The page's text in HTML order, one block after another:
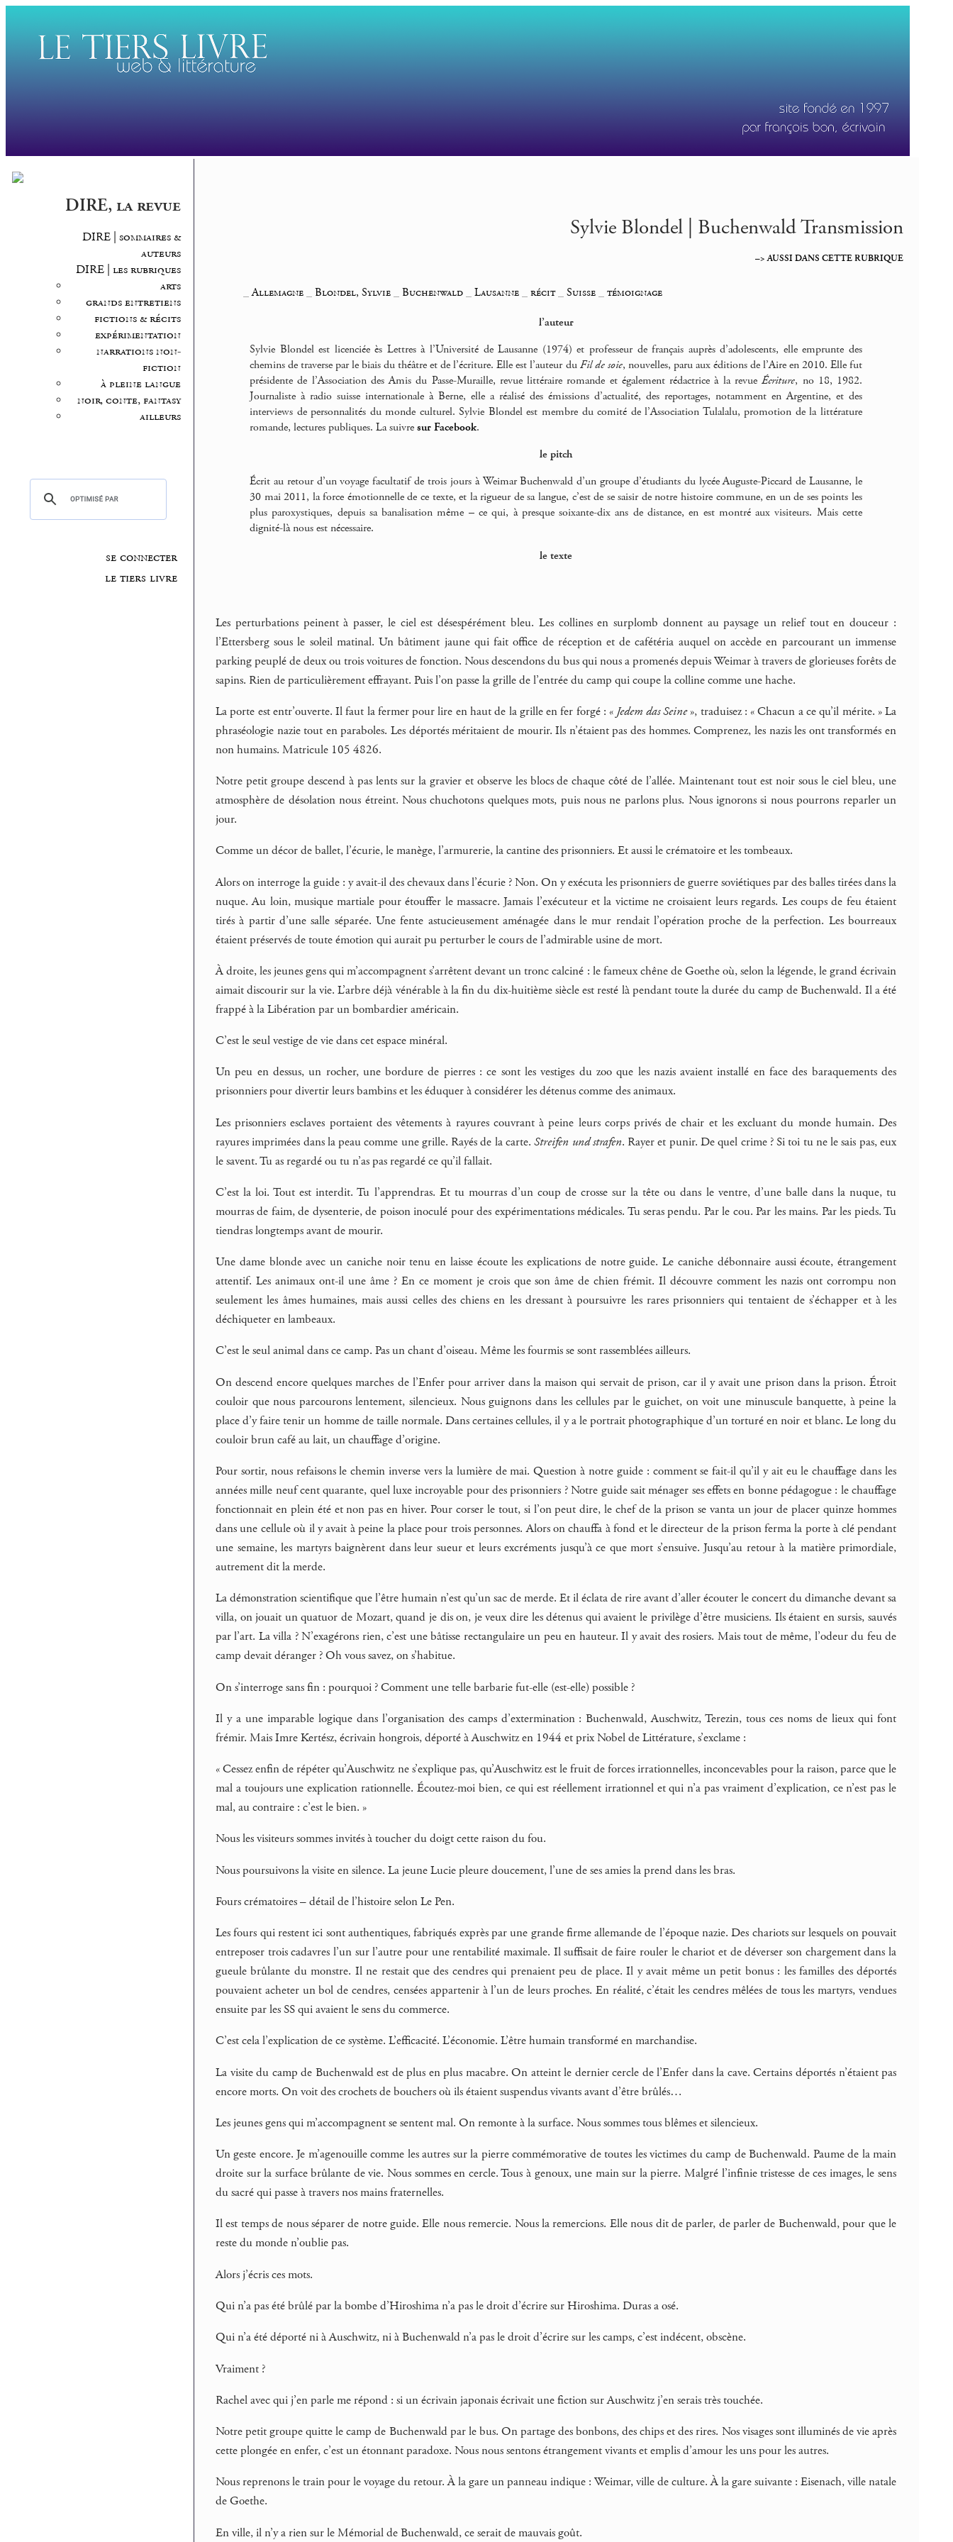
DIRE, la revue
DIRE | sommaires &
auteurs
DIRE | les rubriques
arts
grands entretiens
fictions & récits
expérimentation
narrations non-
fiction
à pleine langue
noir, conte, fantasy
ailleurs
se connecter
le tiers livre
Sylvie Blondel | Buchenwald Transmission
–> AUSSI DANS CETTE RUBRIQUE
_Allemagne _Blondel, Sylvie _Buchenwald _Lausanne _récit_Suisse _témoignage
l’auteur
Sylvie Blondel est licenciée ès Lettres à l’Université de Lausanne (1974) et professeur de français auprès d’adolescents, elle emprunte des
chemins de traverse par le biais du théâtre et de l’écriture. Elle est l’auteur duFil de soie, nouvelles, paru aux éditions de l’Aire en 2010. Elle fut
présidente de l’Association des Amis du Passe-Muraille, revue littéraire romande et également rédactrice à la revueÉcriture, no 18, 1982.
Journaliste à radio suisse internationale à Berne, elle a réalisé des émissions d’actualité, des reportages, notamment en Argentine, et des
interviews de personnalités du monde culturel. Sylvie Blondel est membre du comité de l’Association Tulalalu, promotion de la littérature
romande, lectures publiques. La suivresur Facebook.
le pitch
Écrit au retour d’un voyage facultatif de trois jours à Weimar Buchenwald d’un groupe d’étudiants du lycée Auguste-Piccard de Lausanne, le
30 mai 2011, la force émotionnelle de ce texte, et la rigueur de sa langue, c’est de se saisir de notre histoire commune, en un de ses points les
plus paroxystiques, depuis sa banalisation même – ce qui, à presque soixante-dix ans de distance, en est montré aux visiteurs. Mais cette
dignité-là nous est nécessaire.
le texte
Les perturbations peinent à passer, le ciel est désespérément bleu. Les collines en surplomb donnent au paysage un relief tout en douceur :
l’Ettersberg sous le soleil matinal. Un bâtiment jaune qui fait office de réception et de cafétéria auquel on accède en parcourant un immense
parking peuplé de deux ou trois voitures de fonction. Nous descendons du bus qui nous a promenés depuis Weimar à travers de glorieuses forêts de
sapins. Rien de particulièrement effrayant. Puis l’on passe la grille de l’entrée du camp qui coupe la colline comme une hache.
La porte est entr’ouverte. Il faut la fermer pour lire en haut de la grille en fer forgé : « Jedem das Seine», traduisez : « Chacun a ce qu’il mérite. » La
phraséologie nazie tout en paraboles. Les déportés méritaient de mourir. Ils n’étaient pas des hommes. Comprenez, les nazis les ont transformés en
non humains. Matricule 105 4826.
Notre petit groupe descend à pas lents sur la gravier et observe les blocs de chaque côté de l’allée. Maintenant tout est noir sous le ciel bleu, une
atmosphère de désolation nous étreint. Nous chuchotons quelques mots, puis nous ne parlons plus. Nous ignorons si nous pourrons reparler un
jour.
Comme un décor de ballet, l’écurie, le manège, l’armurerie, la cantine des prisonniers. Et aussi le crématoire et les tombeaux.
Alors on interroge la guide : y avait-il des chevaux dans l’écurie ? Non. On y exécuta les prisonniers de guerre soviétiques par des balles tirées dans la
nuque. Au loin, musique martiale pour étouffer le massacre. Jamais l’exécuteur et la victime ne croisaient leurs regards. Les coups de feu étaient
tirés à partir d’une salle séparée. Une fente astucieusement aménagée dans le mur rendait l’opération proche de la perfection. Les bourreaux
étaient préservés de toute émotion qui aurait pu perturber le cours de l’admirable usine de mort.
À droite, les jeunes gens qui m’accompagnent s’arrêtent devant un tronc calciné : le fameux chêne de Goethe où, selon la légende, le grand écrivain
aimait discourir sur la vie. L’arbre déjà vénérable à la fin du dix-huitième siècle est resté là pendant toute la durée du camp de Buchenwald. Il a été
frappé à la Libération par un bombardier américain.
C’est le seul vestige de vie dans cet espace minéral.
Un peu en dessus, un rocher, une bordure de pierres : ce sont les vestiges du zoo que les nazis avaient installé en face des baraquements des
prisonniers pour divertir leurs bambins et les éduquer à considérer les détenus comme des animaux.
Les prisonniers esclaves portaient des vêtements à rayures couvrant à peine leurs corps privés de chair et les excluant du monde humain. Des
rayures imprimées dans la peau comme une grille. Rayés de la carte.Streifen und strafen. Rayer et punir. De quel crime ? Si toi tu ne le sais pas, eux
le savent. Tu as regardé ou tu n’as pas regardé ce qu’il fallait.
C’est la loi. Tout est interdit. Tu l’apprendras. Et tu mourras d’un coup de crosse sur la tête ou dans le ventre, d’une balle dans la nuque, tu
mourras de faim, de dysenterie, de poison inoculé pour des expérimentations médicales. Tu seras pendu. Par le cou. Par les mains. Par les pieds. Tu
tiendras longtemps avant de mourir.
Une dame blonde avec un caniche noir tenu en laisse écoute les explications de notre guide. Le caniche débonnaire aussi écoute, étrangement
attentif. Les animaux ont-il une âme ? En ce moment je crois que son âme de chien frémit. Il découvre comment les nazis ont corrompu non
seulement les âmes humaines, mais aussi celles des chiens en les dressant à poursuivre les rares prisonniers qui tentaient de s’échapper et à les
déchiqueter en lambeaux.
C’est le seul animal dans ce camp. Pas un chant d’oiseau. Même les fourmis se sont rassemblées ailleurs.
On descend encore quelques marches de l’Enfer pour arriver dans la maison qui servait de prison, car il y avait une prison dans la prison. Étroit
couloir que nous parcourons lentement, silencieux. Nous guignons dans les cellules par le guichet, on voit une minuscule banquette, à peine la
place d’y faire tenir un homme de taille normale. Dans certaines cellules, il y a le portrait photographique d’un torturé en noir et blanc. Le long du
couloir brun café au lait, un chauffage d’origine.
Pour sortir, nous refaisons le chemin inverse vers la lumière de mai. Question à notre guide : comment se fait-il qu’il y ait eu le chauffage dans les
années mille neuf cent quarante, quel luxe incroyable pour des prisonniers ? Notre guide sait ménager ses effets en bonne pédagogue : le chauffage
fonctionnait en plein été et non pas en hiver. Pour corser le tout, si l’on peut dire, le chef de la prison se vanta un jour de placer quinze hommes
dans une cellule où il y avait à peine la place pour trois personnes. Alors on chauffa à fond et le directeur de la prison ferma la porte à clé pendant
une semaine, les martyrs baignèrent dans leur sueur et leurs excréments jusqu’à ce que mort s’ensuive. Jusqu’au retour à la matière primordiale,
autrement dit la merde.
La démonstration scientifique que l’être humain n’est qu’un sac de merde. Et il éclata de rire avant d’aller écouter le concert du dimanche devant sa
villa, on jouait un quatuor de Mozart, quand je dis on, je veux dire les détenus qui avaient le privilège d’être musiciens. Ils étaient en sursis, sauvés
par l’art. La villa ? N’exagérons rien, c’est une bâtisse rectangulaire un peu en hauteur. Il y avait des rosiers. Mais tout de même, l’odeur du feu de
camp devait déranger ? Oh vous savez, on s’habitue.
On s’interroge sans fin : pourquoi ? Comment une telle barbarie fut-elle (est-elle) possible ?
Il y a une imparable logique dans l’organisation des camps d’extermination : Buchenwald, Auschwitz, Terezin, tous ces noms de lieux qui font
frémir. Mais Imre Kertész, écrivain hongrois, déporté à Auschwitz en 1944 et prix Nobel de Littérature, s’exclame :
« Cessez enfin de répéter qu’Auschwitz ne s’explique pas, qu’Auschwitz est le fruit de forces irrationnelles, inconcevables pour la raison, parce que le
mal a toujours une explication rationnelle. Écoutez-moi bien, ce qui est réellement irrationnel et qui n’a pas vraiment d’explication, ce n’est pas le
mal, au contraire : c’est le bien. »
Nous les visiteurs sommes invités à toucher du doigt cette raison du fou.
Nous poursuivons la visite en silence. La jeune Lucie pleure doucement, l’une de ses amies la prend dans les bras.
Fours crématoires – détail de l’histoire selon Le Pen.
Les fours qui restent ici sont authentiques, fabriqués exprès par une grande firme allemande de l’époque nazie. Des chariots sur lesquels on pouvait
entreposer trois cadavres l’un sur l’autre pour une rentabilité maximale. Il suffisait de faire rouler le chariot et de déverser son chargement dans la
gueule brûlante du monstre. Il ne restait que des cendres qui prenaient peu de place. Il y avait même un petit bonus : les familles des déportés
pouvaient acheter un bol de cendres, censées appartenir à l’un de leurs proches. En réalité, c’était les cendres mêlées de tous les martyrs, vendues
ensuite par les SS qui avaient le sens du commerce.
C’est cela l’explication de ce système. L’efficacité. L’économie. L’être humain transformé en marchandise.
La visite du camp de Buchenwald est de plus en plus macabre. On atteint le dernier cercle de l’Enfer dans la cave. Certains déportés n’étaient pas
encore morts. On voit des crochets de bouchers où ils étaient suspendus vivants avant d’être brûlés…
Les jeunes gens qui m’accompagnent se sentent mal. On remonte à la surface. Nous sommes tous blêmes et silencieux.
Un geste encore. Je m’agenouille comme les autres sur la pierre commémorative de toutes les victimes du camp de Buchenwald. Paume de la main
droite sur la surface brûlante de vie. Nous sommes en cercle. Tous à genoux, une main sur la pierre. Malgré l’infinie tristesse de ces images, le sens
du sacré qui passe à travers nos mains fraternelles.
Il est temps de nous séparer de notre guide. Elle nous remercie. Nous la remercions. Elle nous dit de parler, de parler de Buchenwald, pour que le
reste du monde n’oublie pas.
Alors j’écris ces mots.
Qui n’a pas été brûlé par la bombe d’Hiroshima n’a pas le droit d’écrire sur Hiroshima. Duras a osé.
Qui n’a été déporté ni à Auschwitz, ni à Buchenwald n’a pas le droit d’écrire sur les camps, c’est indécent, obscène.
Vraiment ?
Rachel avec qui j’en parle me répond : si un écrivain japonais écrivait une fiction sur Auschwitz j’en serais très touchée.
Notre petit groupe quitte le camp de Buchenwald par le bus. On partage des bonbons, des chips et des rires. Nos visages sont illuminés de vie après
cette plongée en enfer, c’est un étonnant paradoxe. Nous nous sentons étrangement vivants et emplis d’amour les uns pour les autres.
Nous reprenons le train pour le voyage du retour. À la gare un panneau indique : Weimar, ville de culture. À la gare suivante : Eisenach, ville natale
de Goethe.
En ville, il n’y a rien sur le Mémorial de Buchenwald, ce serait de mauvais goût.